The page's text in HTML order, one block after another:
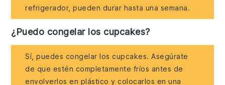
refrigerador, pueden durar hasta una semana.
¿Puedo congelar los cupcakes?
Sí, puedes congelar los cupcakes. Asegúrate
de que estén completamente fríos antes de
envolverlos en plástico y colocarlos en una